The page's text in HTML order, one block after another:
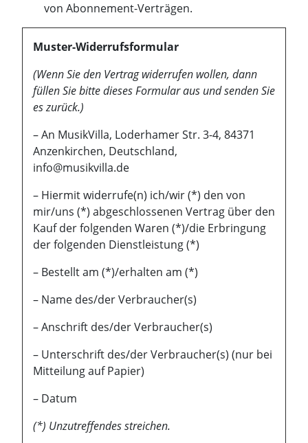
von Abonnement-Verträgen.
Muster-Widerrufsformular
(Wenn Sie den Vertrag widerrufen wollen, dann
füllen Sie bitte dieses Formular aus und senden Sie
es zurück.)
– An MusikVilla, Loderhamer Str. 3-4, 84371
Anzenkirchen, Deutschland,
info@musikvilla.de
– Hiermit widerrufe(n) ich/wir (*) den von
mir/uns (*) abgeschlossenen Vertrag über den
Kauf der folgenden Waren (*)/die Erbringung
der folgenden Dienstleistung (*)
– Bestellt am (*)/erhalten am (*)
– Name des/der Verbraucher(s)
– Anschrift des/der Verbraucher(s)
– Unterschrift des/der Verbraucher(s) (nur bei
Mitteilung auf Papier)
– Datum
(*) Unzutreffendes streichen.